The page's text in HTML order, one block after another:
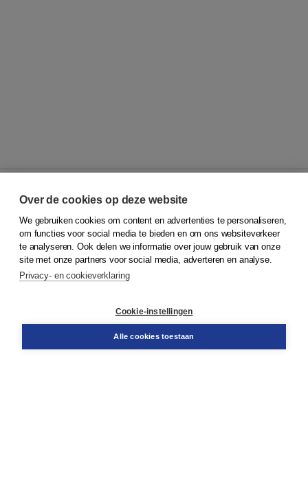
© 2026Koninklijke Boom uitgevers
Klantenservice
Service & informatie
Contact
Over de cookies op deze website
We gebruiken cookies om content en advertenties te personaliseren,
om functies voor social media te bieden en om ons websiteverkeer
te analyseren. Ook delen we informatie over jouw gebruik van onze
site met onze partners voor social media, adverteren en analyse.
Privacy- en cookieverklaring
Cookie-instellingen
Alle cookies toestaan